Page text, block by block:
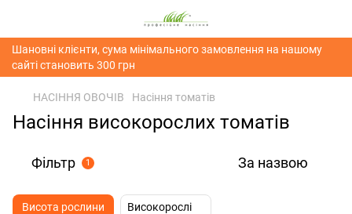
Шановні клієнти, сума мінімального замовлення на нашому
сайті становить 300 грн
НАСІННЯ ОВОЧІВ Насіння томатів
Насіння високорослих томатів
Фільтр 1 За назвою
Висота рослини Високорослі